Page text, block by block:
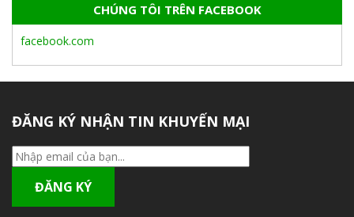
CHÚNG TÔI TRÊN FACEBOOK
facebook.com
ĐĂNG KÝ NHẬN TIN KHUYẾN MẠI